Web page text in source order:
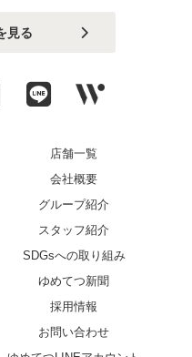
見る
店舗一覧
会社概要
グループ紹介
スタッフ紹介
SDGsへの取り組み
ゆめてつ新聞
採用情報
お問い合わせ